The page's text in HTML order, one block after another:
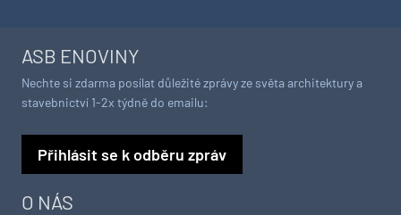
O NÁS
ASB ENOVINY
Nechte si zdarma posílat důležité zprávy ze světa architektury a
stavebnictví 1-2x týdně do emailu:
Přihlásit se k odběru zpráv